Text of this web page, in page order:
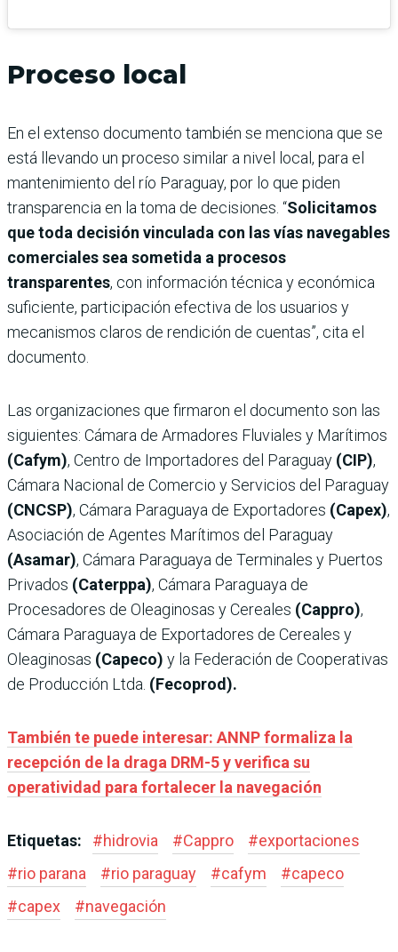
Proceso local
En el extenso documento también se menciona que se
está llevando un proceso similar a nivel local, para el
mantenimiento del río Paraguay, por lo que piden
transparencia en la toma de decisiones. “Solicitamos
que toda decisión vinculada con las vías navegables
comerciales sea sometida a procesos
transparentes, con información técnica y económica
suficiente, participación efectiva de los usuarios y
mecanismos claros de rendición de cuentas”, cita el
documento.
Las organizaciones que firmaron el documento son las
siguientes: Cámara de Armadores Fluviales y Marítimos
(Cafym), Centro de Importadores del Paraguay (CIP),
Cámara Nacional de Comercio y Servicios del Paraguay
(CNCSP), Cámara Paraguaya de Exportadores (Capex),
Asociación de Agentes Marítimos del Paraguay
(Asamar), Cámara Paraguaya de Terminales y Puertos
Privados (Caterppa), Cámara Paraguaya de
Procesadores de Oleaginosas y Cereales (Cappro),
Cámara Paraguaya de Exportadores de Cereales y
Oleaginosas (Capeco) y la Federación de Cooperativas
de Producción Ltda. (Fecoprod).
También te puede interesar: ANNP formaliza la
recepción de la draga DRM-5 y verifica su
operatividad para fortalecer la navegación
Etiquetas: #hidrovia #Cappro #exportaciones
#rio parana #rio paraguay #cafym #capeco
#capex #navegación